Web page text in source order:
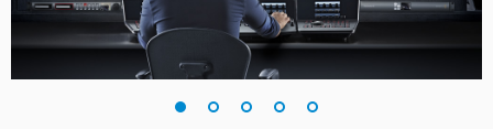
France
Germany